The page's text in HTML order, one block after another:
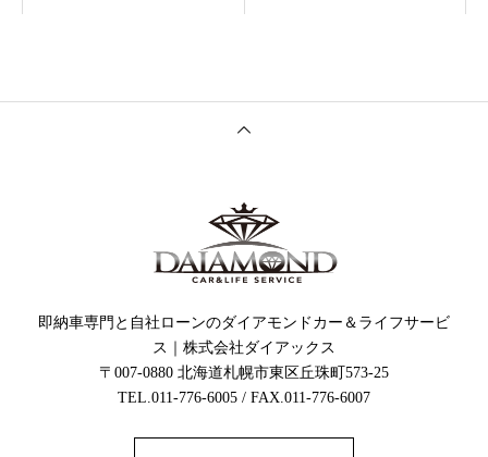
即納車専門と自社ローンのダイアモンドカー＆ライフサービ
ス｜株式会社ダイアックス
〒007-0880 北海道札幌市東区丘珠町573-25
TEL.011-776-6005 / FAX.011-776-6007